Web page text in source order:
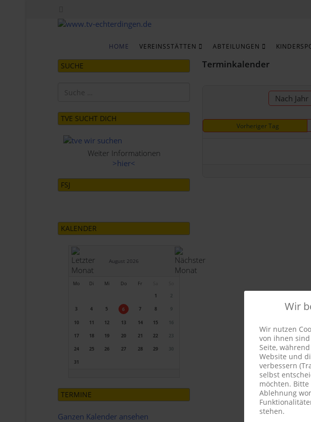
HOME VEREINSSTÄTTEN ABTEILUNGEN
SUCHE
TVE SUCHT DICH
Weiter Informationen
>hier<
FSJ
KALENDER
August 2026
Mo Di Mi Do Fr
1
2
3
4 5 6 7 8 9
10 11 12 13 14 15
16
17
18 19 20 21 22
23
24
25 26 27 28 29
30
31
TERMINE
Ganzen Kalender ansehen
Terminkalender
Nach Jahr
Vorheriger Tag
Wir
Wir nutzen
von ihnen
Seite,
Website und
verbessern
selbst
möchten.
Ablehnung
stehen.